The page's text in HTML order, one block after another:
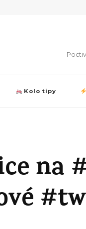
Kolo tipy
na